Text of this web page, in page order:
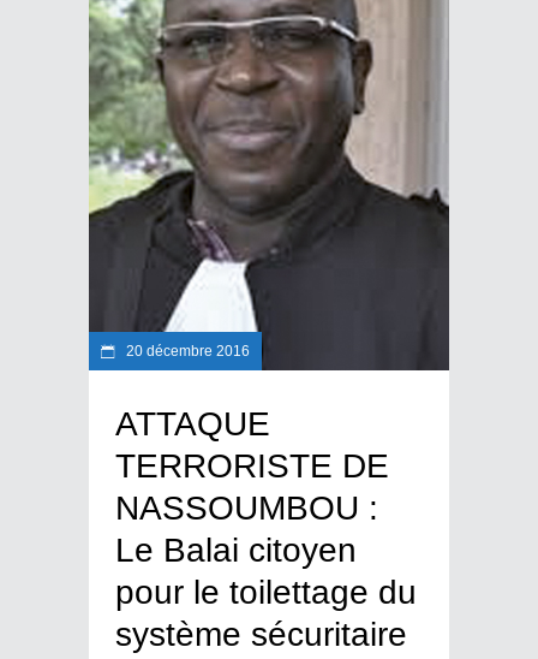
20 décembre 2016
ATTAQUE
TERRORISTE DE
NASSOUMBOU :
Le Balai citoyen
pour le toilettage du
système sécuritaire